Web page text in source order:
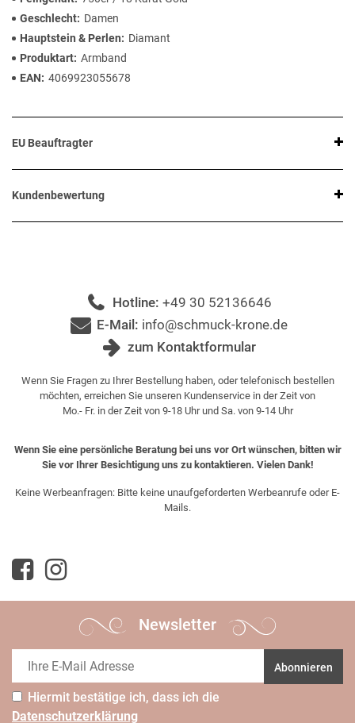
Geschlecht
Damen
Hauptstein & Perlen
Diamant
Produktart Armband
EAN
4069923055678
EU Beauftragter
Kundenbewertung
Hotline: +49 30 52136646
E-Mail: info@schmuck-krone.de
zum Kontaktformular
Wenn Sie Fragen zu Ihrer Bestellung haben, oder telefonisch bestellen
möchten, erreichen Sie unseren Kundenservice in der Zeit von
Mo.- Fr. in der Zeit von 9-18 Uhr und Sa. von 9-14 Uhr
Wenn Sie eine persönliche Beratung bei uns vor Ort wünschen, bitten wir
Sie vor Ihrer Besichtigung uns zu kontaktieren. Vielen Dank!
Keine Werbeanfragen: Bitte keine unaufgeforderten Werbeanrufe oder E-
Mails.
Newsletter
Abonnieren
Hiermit bestätige ich, dass ich die
Daten­schutz­erklärung